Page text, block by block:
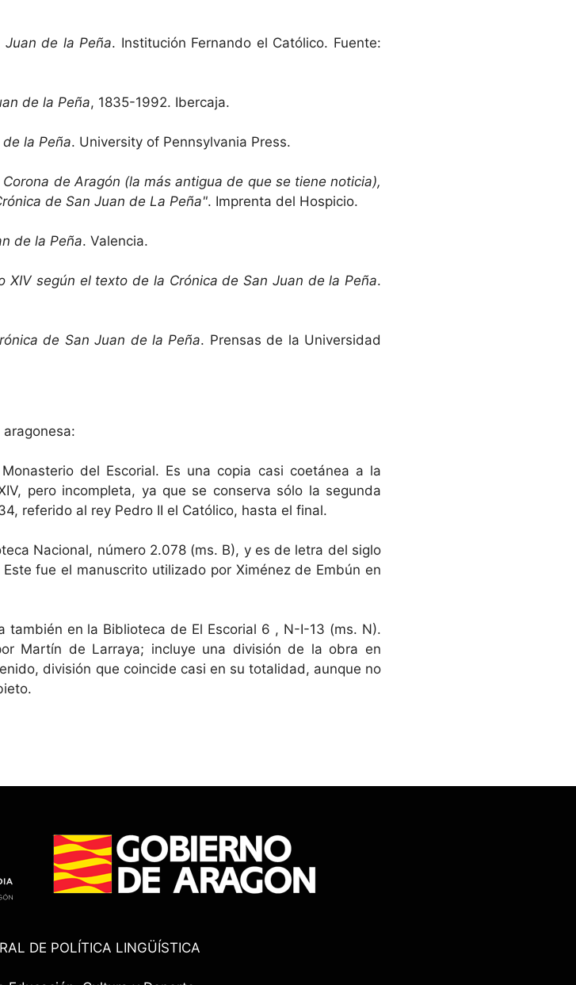
Juan de la Peña. Institución Fernando el Católico. Fuente:
de la Peña, 1835-1992. Ibercaja.
la Peña. University of Pennsylvania Press.
de Aragón (la más antigua de que se tiene noticia),
de San Juan de La Peña". Imprenta del Hospicio.
de la Peña. Valencia.
XIV según el texto de la Crónica de San Juan de la Peña.
de San Juan de la Peña. Prensas de la Universidad
del Escorial. Es una copia casi coetánea a la
pero incompleta, ya que se conserva sólo la segunda
referido al rey Pedro II el Católico, hasta el final.
Nacional, número 2.078 (ms. B), y es de letra del siglo
fue el manuscrito utilizado por Ximénez de Embún en
en la Biblioteca de El Escorial 6 , N-I-13 (ms. N).
Martín de Larraya; incluye una división de la obra en
división que coincide casi en su totalidad, aunque no
DE POLÍTICA LINGÜÍSTICA